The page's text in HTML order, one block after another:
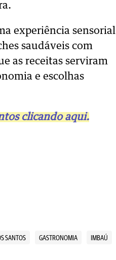
experiência sensorial
saudáveis com
as receitas serviram
e escolhas
clicando aqui.
SANTOS GASTRONOMIA
IMBAÚ